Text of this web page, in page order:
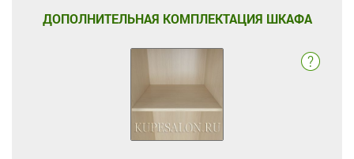
ДОПОЛНИТЕЛЬНАЯ КОМПЛЕКТАЦИЯ ШКАФА